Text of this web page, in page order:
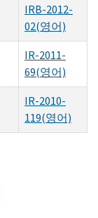
IRB-2012-
02(영어)
IR-2011-
69(영어)
IR-2010-
119(영어)